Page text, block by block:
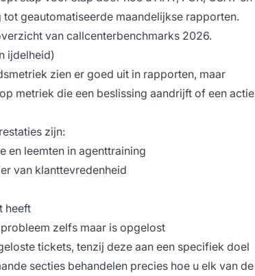
geautomatiseerde maandelijkse rapporten.
van callcenterbenchmarks 2026.
ijdelheid)
zien er goed uit in rapporten, maar
metriek die een beslissing aandrijft of een actie
zijn:
en leemten in agenttraining
van klanttevredenheid
heeft
zelfs maar is opgelost
tickets, tenzij deze aan een specifiek doel
secties behandelen precies hoe u elk van de